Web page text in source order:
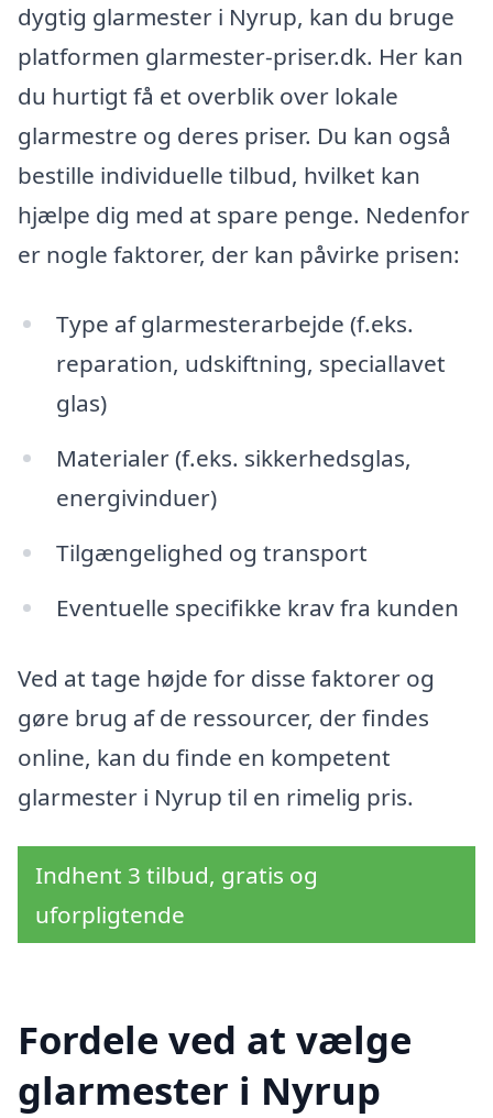
dygtig glarmester i Nyrup, kan du bruge
platformen glarmester-priser.dk. Her kan
du hurtigt få et overblik over lokale
glarmestre og deres priser. Du kan også
bestille individuelle tilbud, hvilket kan
hjælpe dig med at spare penge. Nedenfor
er nogle faktorer, der kan påvirke prisen:
Type af glarmesterarbejde (f.eks.
reparation, udskiftning, speciallavet
glas)
Materialer (f.eks. sikkerhedsglas,
energivinduer)
Tilgængelighed og transport
Eventuelle specifikke krav fra kunden
Ved at tage højde for disse faktorer og
gøre brug af de ressourcer, der findes
online, kan du finde en kompetent
glarmester i Nyrup til en rimelig pris.
Indhent 3 tilbud, gratis og
uforpligtende
Fordele ved at vælge
glarmester i Nyrup